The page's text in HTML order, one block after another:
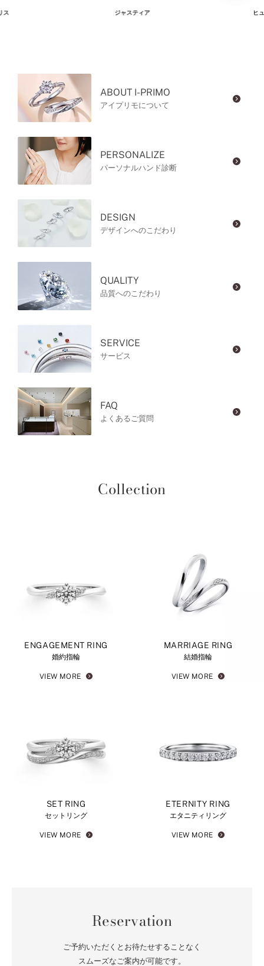
ス ジャスティア ヒ
ABOUT I-PRIMO
アイプリモについて
PERSONALIZE
パーソナルハンド診断
DESIGN
デザインへのこだわり
QUALITY
品質へのこだわり
SERVICE
サービス
FAQ
よくあるご質問
Collection
ENGAGEMENT RING
婚約指輪
VIEW MORE
MARRIAGE RING
結婚指輪
VIEW MORE
SET RING
セットリング
VIEW MORE
ETERNITY RING
エタニティリング
VIEW MORE
Reservation
ご予約いただくとお待たせすることなく
スムーズなご案内が可能です。